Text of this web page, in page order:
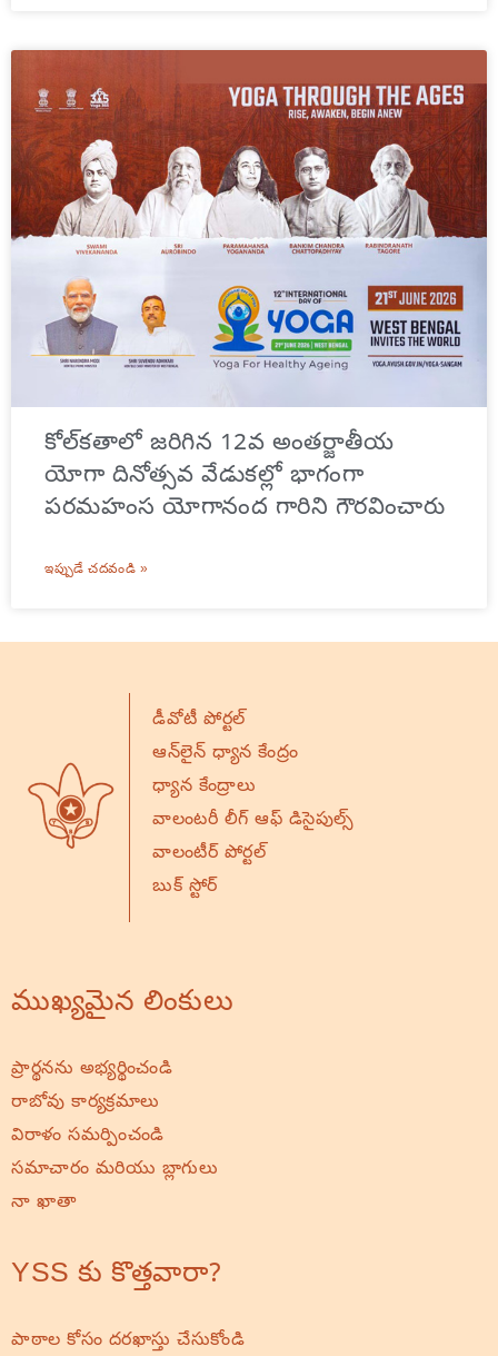
కోల్‌కతాలో జరిగిన 12వ అంతర్జాతీయ
యోగా దినోత్సవ వేడుకల్లో భాగంగా
పరమహంస యోగానంద గారిని గౌరవించారు
ఇప్పుడే చదవండి »
డీవోటీ పోర్టల్
ఆన్‌లైన్ ధ్యాన కేంద్రం
ధ్యాన కేంద్రాలు
వాలంటరీ లీగ్ ఆఫ్ డిసైపుల్స్
వాలంటీర్ పోర్టల్
బుక్ స్టోర్
ముఖ్యమైన లింకులు
ప్రార్థనను అభ్యర్థించండి
రాబోవు కార్యక్రమాలు
విరాళం సమర్పించండి
సమాచారం మరియు బ్లాగులు
నా ఖాతా
YSS కు కొత్తవారా?
పాఠాల కోసం దరఖాస్తు చేసుకోండి